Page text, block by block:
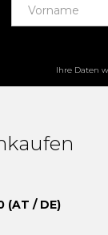
Ihre Daten
(AT / DE)